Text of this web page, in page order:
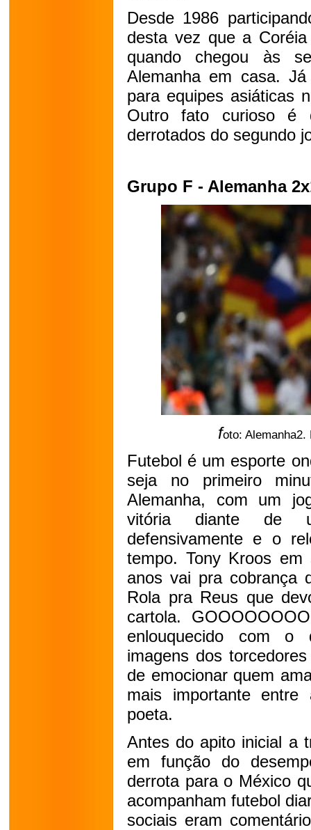
Desde 1986
desta vez que a
quando chegou às
Alemanha em casa.
para equipes asiáticas
Outro fato curioso é
derrotados do segundo
Grupo F - Alemanha
foto:
Futebol é um esporte
seja no primeiro
Alemanha, com um
vitória diante de
defensivamente e o
tempo. Tony Kroos
anos vai pra cobrança
Rola pra Reus que
cartola.
enlouquecido com o
imagens dos
de emocionar quem
mais importante
poeta.
Antes do apito inicial a
em função do
derrota para o México
acompanham futebol
sociais eram